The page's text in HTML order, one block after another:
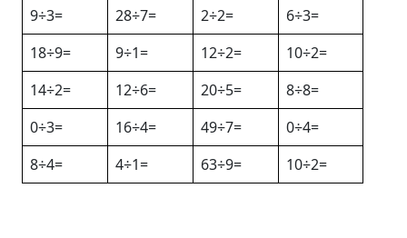
9÷3=
28÷7= 2÷2=
6÷3=
18÷9=
9÷1= 12÷2=
10÷2=
14÷2=
12÷6= 20÷5=
8÷8=
0÷3=
16÷4= 49÷7=
0÷4=
8÷4=
4÷1= 63÷9= 10÷2=